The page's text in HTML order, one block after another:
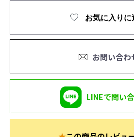
お気に入りに
お問い合わ
LINEで問い